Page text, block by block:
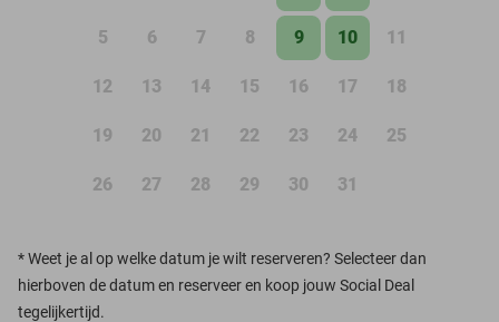
5 6 7 8 9 10 11
12 13 14 15 16 17 18
19 20 21 22 23 24 25
26 27 28 29 30 31
*Weet je al op welke datum je wilt reserveren? Selecteer dan
hierboven de datum en reserveer en koop jouw Social Deal
tegelijkertijd.